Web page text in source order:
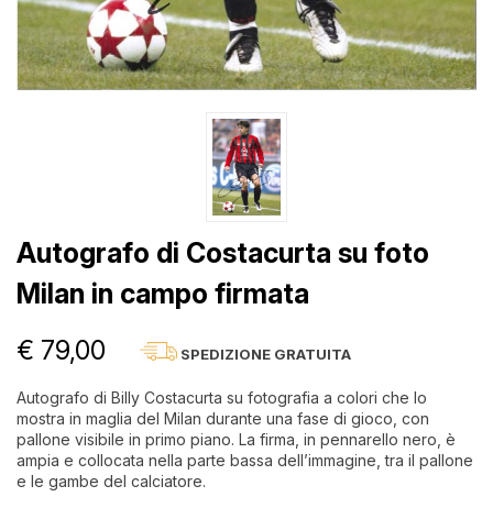
Autografo di Costacurta su foto
Milan in campo firmata
€ 79,00 SPEDIZIONE GRATUITA
Autografo di Billy Costacurta su fotografia a colori che lo
mostra in maglia del Milan durante una fase di gioco, con
pallone visibile in primo piano. La firma, in pennarello nero, è
ampia e collocata nella parte bassa dell’immagine, tra il pallone
e le gambe del calciatore.